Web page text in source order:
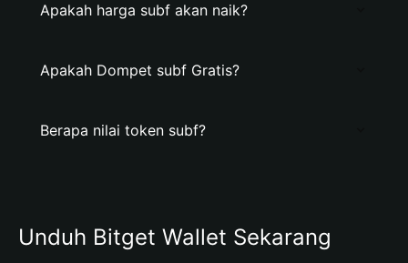
Apakah harga subf akan naik?
Apakah Dompet subf Gratis?
Berapa nilai token subf?
Unduh Bitget Wallet Sekarang